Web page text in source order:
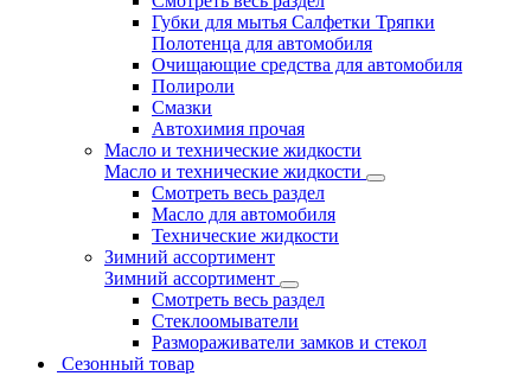
Губки для мытья Салфетки Тряпки
Полотенца для автомобиля
Очищающие средства для автомобиля
Полироли
Смазки
Автохимия прочая
Масло и технические жидкости
Масло и технические жидкости
Смотреть весь раздел
Масло для автомобиля
Технические жидкости
Зимний ассортимент
Зимний ассортимент
Смотреть весь раздел
Стеклоомыватели
Размораживатели замков и стекол
Сезонный товар